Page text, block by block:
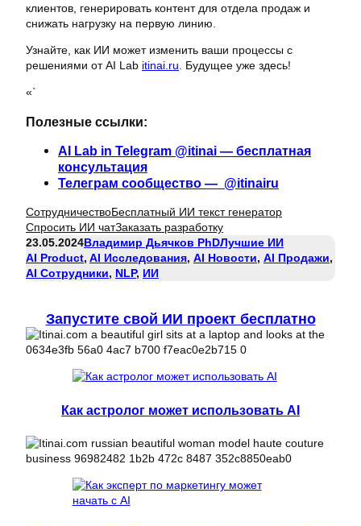
клиентов, генерировать контент для отдела продаж и
снижать нагрузку на первую линию.
Узнайте, как ИИ может изменить ваши процессы с
решениями от AI Lab itinai.ru . Будущее уже здесь!
«`
Полезные ссылки:
AI Lab in Telegram @itinai — бесплатная
консультация
Телеграм сообщество — @itinairu
СотрудничествоБесплатный ИИ текст генератор
Спросить ИИ чатЗаказать разработку
23.05.2024Владимир Дьячков PhDЛучшие ИИ
AI Product, AI Исследования, AI Новости, AI Продажи
AI Сотрудники, NLP, ИИ
Запустите свой ИИ проект бесплатно
Как астролог может использовать AI